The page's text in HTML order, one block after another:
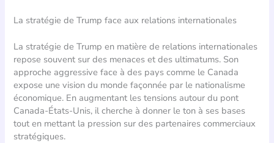
La stratégie de Trump face aux relations internationales
La stratégie de Trump en matière de relations internationales
repose souvent sur des menaces et des ultimatums. Son
approche aggressive face à des pays comme le Canada
expose une vision du monde façonnée par le nationalisme
économique. En augmentant les tensions autour du pont
Canada-États-Unis, il cherche à donner le ton à ses bases
tout en mettant la pression sur des partenaires commerciaux
stratégiques.